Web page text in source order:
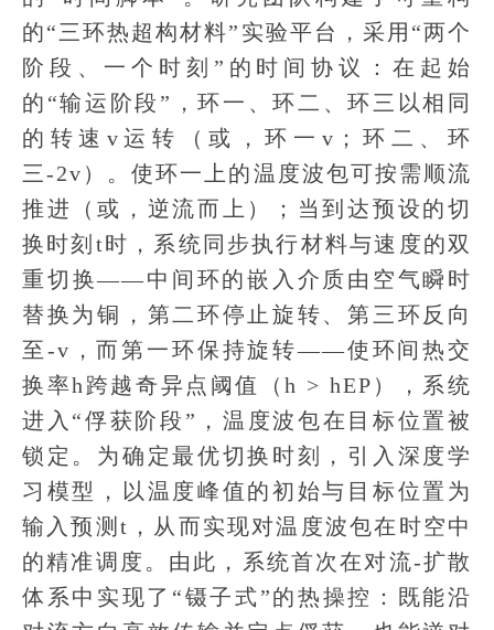
的“三环热超构材料”实验平台，采用“两个
阶段、一个时刻”的时间协议：在起始
的“输运阶段”，环一、环二、环三以相同
的转速v运转（或，环一v；环二、环
三-2v）。使环一上的温度波包可按需顺流
推进（或，逆流而上）；当到达预设的切
换时刻t时，系统同步执行材料与速度的双
重切换——中间环的嵌入介质由空气瞬时
替换为铜，第二环停止旋转、第三环反向
至-v，而第一环保持旋转——使环间热交
换率h跨越奇异点阈值（h > hEP），系统
进入“俘获阶段”，温度波包在目标位置被
锁定。为确定最优切换时刻，引入深度学
习模型，以温度峰值的初始与目标位置为
输入预测t，从而实现对温度波包在时空中
的精准调度。由此，系统首次在对流-扩散
体系中实现了“镊子式”的热操控：既能沿